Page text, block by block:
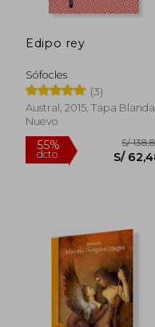
55%
dcto.
Edipo rey
Sófocles
(3)
Austral, 2015, Tapa Blanda,
Nuevo